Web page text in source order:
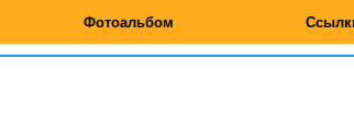
Фотоальбом